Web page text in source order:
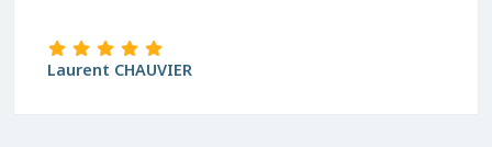
Laurent CHAUVIER